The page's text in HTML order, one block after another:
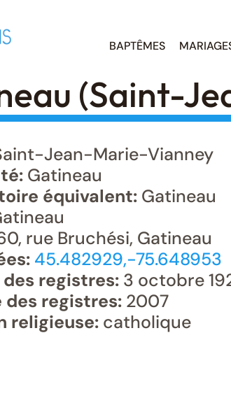
BAPTÊMES
(Saint-
Jean-Marie-Vianney
Gatineau
équivalent: Gatineau
rue Bruchési, Gatineau
45.482929,-75.648953
registres: 3 octobre
des registres: 2007
religieuse: catholique